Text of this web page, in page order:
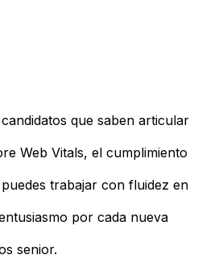
que saben articular
Web Vitals, el cumplimiento
trabajar con fluidez en
por cada nueva
senior.